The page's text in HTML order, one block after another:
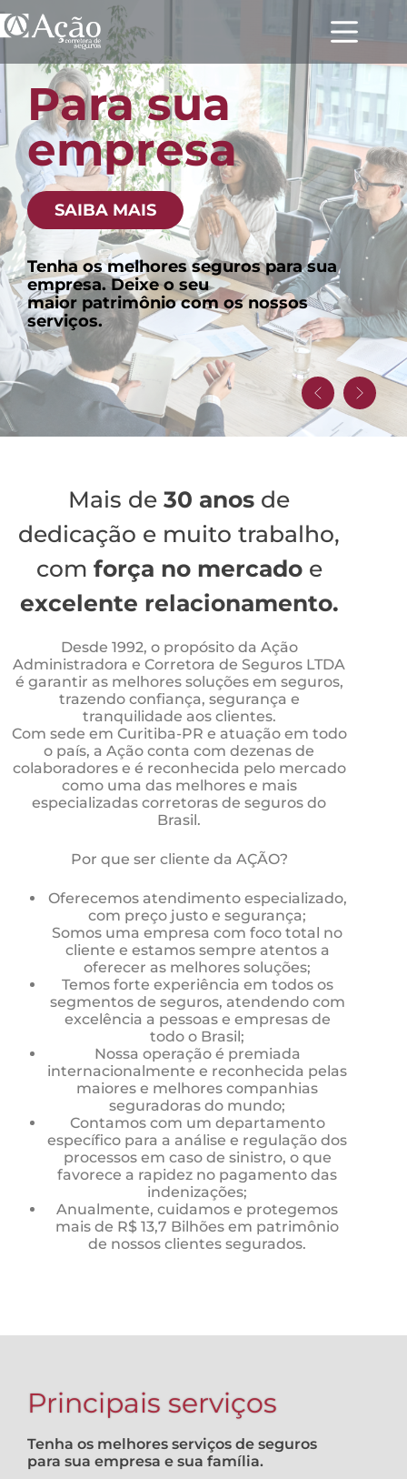
Para sua
empresa
SAIBA MAIS
Tenha os melhores seguros para sua
empresa. Deixe o seu
maior patrimônio com os nossos
serviços.
Mais de30 anos de
dedicação e muito trabalho,
com força no mercado e
excelente relacionamento.
Desde 1992, o propósito da Ação
Administradora e Corretora de Seguros LTDA
é garantir as melhores soluções em seguros,
trazendo confiança, segurança e
tranquilidade aos clientes.
Com sede em Curitiba-PR e atuação em todo
o país, a Ação conta com dezenas de
colaboradores e é reconhecida pelo mercado
como uma das melhores e mais
especializadas corretoras de seguros do
Brasil.
Por que ser cliente da AÇÃO?
Oferecemos atendimento especializado,
com preço justo e segurança;
Somos uma empresa com foco total no
cliente e estamos sempre atentos a
oferecer as melhores soluções;
Temos forte experiência em todos os
segmentos de seguros, atendendo com
excelência a pessoas e empresas de
todo o Brasil;
Nossa operação é premiada
internacionalmente e reconhecida pelas
maiores e melhores companhias
seguradoras do mundo;
Contamos com um departamento
específico para a análise e regulação dos
processos em caso de sinistro, o que
favorece a rapidez no pagamento das
indenizações;
Anualmente, cuidamos e protegemos
mais de R$ 13,7 Bilhões em patrimônio
de nossos clientes segurados.
Principais serviços
Tenha os melhores serviços de seguros
para sua empresa e sua família.